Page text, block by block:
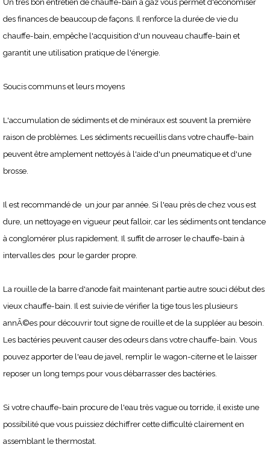
des finances de beaucoup de façons. Il renforce la durée de vie du
chauffe-bain, empêche l'acquisition d'un nouveau chauffe-bain et
garantit une utilisation pratique de l'énergie.
Soucis communs et leurs moyens
L'accumulation de sédiments et de minéraux est souvent la première
raison de problèmes. Les sédiments recueillis dans votre chauffe-bain
peuvent être amplement nettoyés à l'aide d'un pneumatique et d'une
brosse.
Il est recommandé de un jour par année. Si l'eau près de chez vous est
dure, un nettoyage en vigueur peut falloir, car les sédiments ont tendance
à conglomérer plus rapidement. Il suffit de arroser le chauffe-bain à
intervalles des pour le garder propre.
La rouille de la barre d'anode fait maintenant partie autre souci début des
vieux chauffe-bain. Il est suivie de vérifier la tige tous les plusieurs
annÃ©es pour découvrir tout signe de rouille et de la suppléer au besoin.
Les bactéries peuvent causer des odeurs dans votre chauffe-bain. Vous
pouvez apporter de l'eau de javel, remplir le wagon-citerne et le laisser
reposer un long temps pour vous débarrasser des bactéries.
Si votre chauffe-bain procure de l'eau très vague ou torride, il existe une
possibilité que vous puissiez déchiffrer cette difficulté clairement en
assemblant le thermostat.